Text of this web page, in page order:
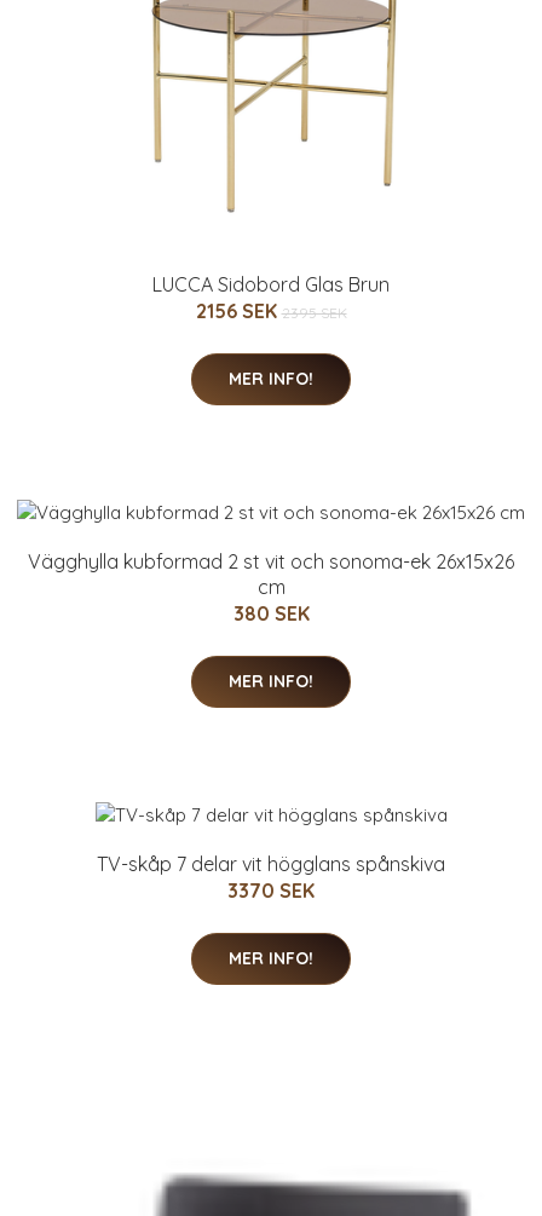
LUCCA Sidobord Glas Brun
2156 SEK 2395 SEK
MER INFO!
Vägghylla kubformad 2 st vit och sonoma-ek 26x15x26
cm
380 SEK
MER INFO!
TV-skåp 7 delar vit högglans spånskiva
3370 SEK
MER INFO!